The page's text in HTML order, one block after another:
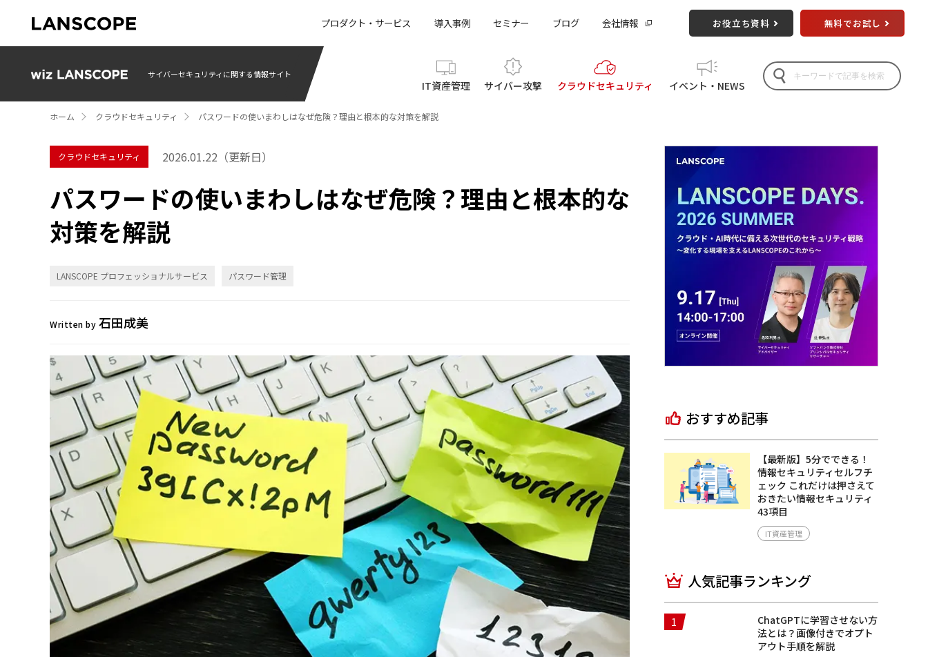
プロダクト・サービス 導入事例 セミナー ブログ 会社情報 お役立ち資料 無料でお試し
サイバーセキュリティに関する情報サイト
IT資産管理 サイバー攻撃 クラウドセキュリティ イベント・NEWS
ホーム クラウドセキュリティ パスワードの使いまわしはなぜ危険？理由と根本的な対策を解説
クラウドセキュリティ 2026.01.22 （更新日）
パスワードの使いまわしはなぜ危険？理由と根本的な
対策を解説
LANSCOPE プロフェッショナルサービス パスワード管理
Written by 石田成美
おすすめ記事
【最新版】5分でできる！
情報セキュリティセルフチ
ェック これだけは押さえて
おきたい情報セキュリティ
43項目
IT資産管理
人気記事ランキング
1
ChatGPTに学習させない方
法とは？画像付きでオプト
アウト手順を解説